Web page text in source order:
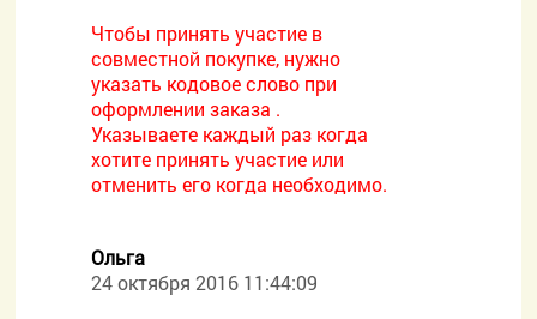
Чтобы принять участие в
совместной покупке, нужно
указать кодовое слово при
оформлении заказа .
Указываете каждый раз когда
хотите принять участие или
отменить его когда необходимо.
Ольга
24 октября 2016 11:44:09